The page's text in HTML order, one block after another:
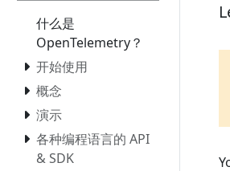
什么是
OpenTelemetry？
开始使用
概念
演示
各种编程语言的 API
& SDK